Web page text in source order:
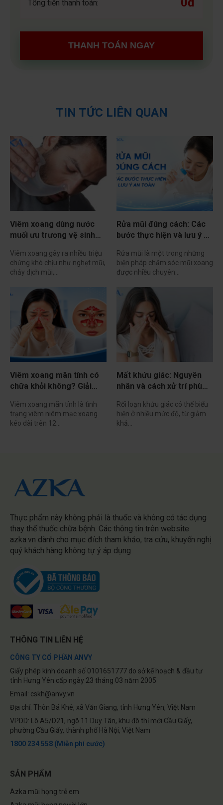
Tổng tiền thanh toán:
THANH TOÁN NGAY
TIN TỨC LIÊN QUAN
Viêm xoang dùng nước
muối ưu trương vệ sinh
Viêm xoang gây ra nhiều triệu
chứng khó chịu như nghẹt mũi,
chảy dịch mũi,…
Rửa mũi đúng cách: Các
bước thực hiện và lưu ý an
Rửa mũi là một trong những
biện pháp chăm sóc mũi xoang
được nhiều chuyên…
Viêm xoang mãn tính có
chữa khỏi không? Giải
Viêm xoang mãn tính là tình
trạng viêm niêm mạc xoang
kéo dài trên 12…
Mất khứu giác: Nguyên
nhân và cách xử trí phù
Rối loạn khứu giác có thể biểu
hiện ở nhiều mức độ, từ giảm
khả…
Thực phẩm này không phải là thuốc và không có tác dụng
thay thế thuốc chữa bệnh. Các thông tin trên website
azka.vn dành cho mục đích tham khảo, tra cứu, khuyến nghị
quý khách hàng không tự ý áp dụng
THÔNG TIN LIÊN HỆ
CÔNG TY CỔ PHẦN ANVY
Giấy phép kinh doanh số 0101651777 do sở kế hoạch & đầu tư
tỉnh Hưng Yên cấp ngày 23 tháng 03 năm 2005
Email: cskh@anvy.vn
Địa chỉ: Thôn Bá Khê, xã Văn Giang, tỉnh Hưng Yên, Việt Nam
VPDD: Lô A5/D21, ngõ 11 Duy Tân, khu đô thị mới Cầu Giấy,
phường Cầu Giấy, thành phố Hà Nội, Việt Nam
1800 234 558 (Miễn phí cước)
SẢN PHẨM
Azka mũi họng trẻ em